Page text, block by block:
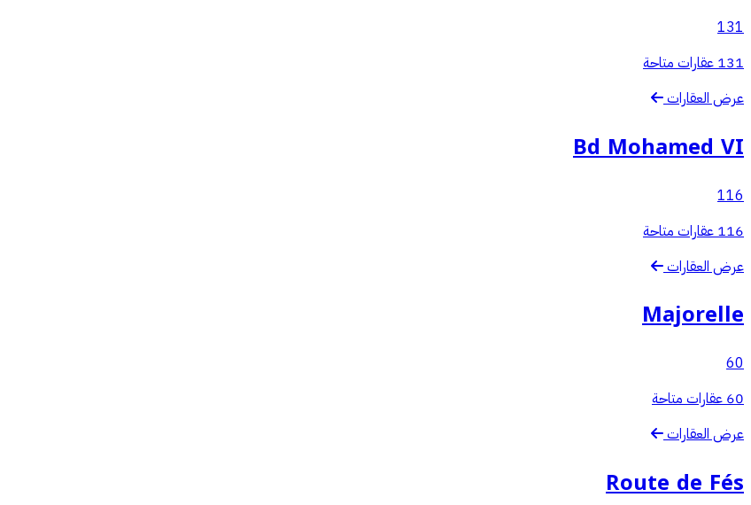
131
131 عقارات متاحة
عرض العقارات
Bd Mohamed VI
116
116 عقارات متاحة
عرض العقارات
Majorelle
60
60 عقارات متاحة
عرض العقارات
Route de Fés